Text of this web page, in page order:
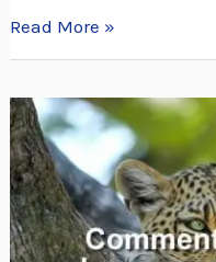
Read More »
Comment
se
débarrasser
des
mauvaises